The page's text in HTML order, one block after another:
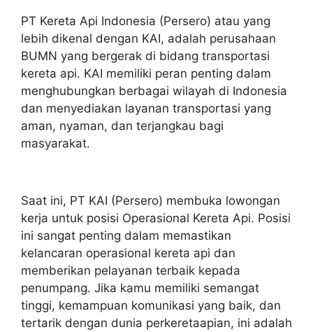
PT Kereta Api Indonesia (Persero) atau yang
lebih dikenal dengan KAI, adalah perusahaan
BUMN yang bergerak di bidang transportasi
kereta api. KAI memiliki peran penting dalam
menghubungkan berbagai wilayah di Indonesia
dan menyediakan layanan transportasi yang
aman, nyaman, dan terjangkau bagi
masyarakat.
Saat ini, PT KAI (Persero) membuka lowongan
kerja untuk posisi Operasional Kereta Api. Posisi
ini sangat penting dalam memastikan
kelancaran operasional kereta api dan
memberikan pelayanan terbaik kepada
penumpang. Jika kamu memiliki semangat
tinggi, kemampuan komunikasi yang baik, dan
tertarik dengan dunia perkeretaapian, ini adalah